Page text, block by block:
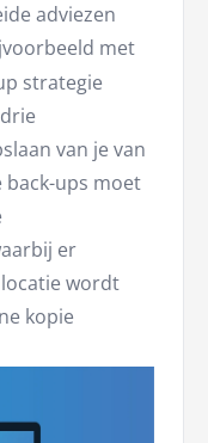
adviezen
met
strategie
van je van
back-ups moet
er
wordt
kopie